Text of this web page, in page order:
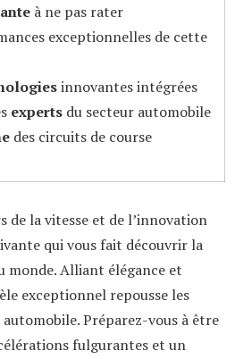
à ne pas rater
exceptionnelles de cette
innovantes intégrées
expertsdu secteur automobile
des circuits de course
de la vitesse et de l’innovation
qui vous fait découvrir la
monde. Alliant élégance et
exceptionnel repousse les
Préparez-vous à être
fulgurantes et un